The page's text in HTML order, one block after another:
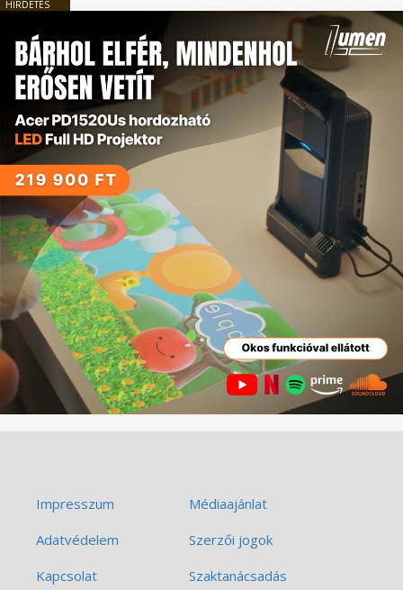
HIRDETÉS
Impresszum
Médiaajánlat
Adatvédelem
Szerzői jogok
Kapcsolat
Szaktanácsadás